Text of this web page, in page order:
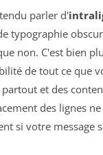
parler d'
typographie
non. C'est bien
de tout ce que
partout et des
des lignes
si votre message